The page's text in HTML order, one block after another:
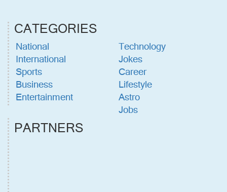
CATEGORIES
National
International
Sports
Business
Entertainment
Technology
Jokes
Career
Lifestyle
Astro
Jobs
PARTNERS